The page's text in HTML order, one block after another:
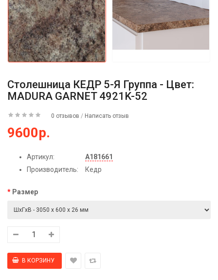
Столешница КЕДР 5-Я Группа - Цвет:
MADURA GARNET 4921K-52
0 отзывов / Написать отзыв
9600р.
Артикул:
А181661
Производитель:
Кедр
Размер